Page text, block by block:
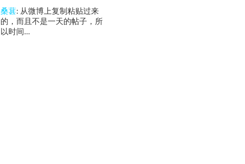
桑葚: 从微博上复制粘贴过来
的，而且不是一天的帖子，所
以时间...